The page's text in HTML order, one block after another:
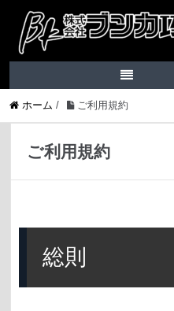
ホーム / ご利用規約
ご利用規約
総則